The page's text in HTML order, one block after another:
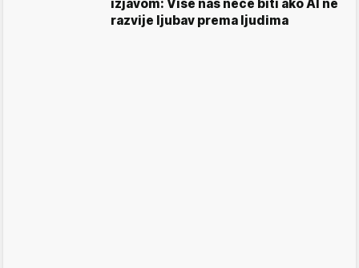
izjavom: Više nas neće biti ako AI ne
razvije ljubav prema ljudima